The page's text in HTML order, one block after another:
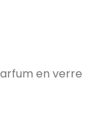
en verre